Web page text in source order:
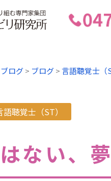
ログ> ブログ>言語聴覚士（
語聴覚士（ST）
ない、